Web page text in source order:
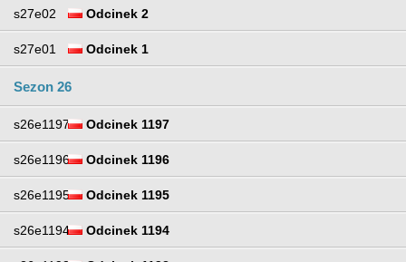
s27e02 Odcinek 2
s27e01 Odcinek 1
Sezon 26
s26e1197 Odcinek 1197
s26e1196 Odcinek 1196
s26e1195 Odcinek 1195
s26e1194 Odcinek 1194